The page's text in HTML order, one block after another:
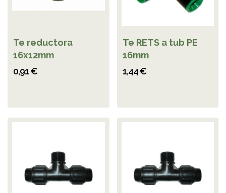
Te reductora
16x12mm
0,91 €
Te RETS a tub PE
16mm
1,44 €